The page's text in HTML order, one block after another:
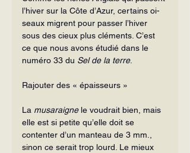
l’hiver sur la Côte d’Azur, certains oi­
seaux migrent pour passer l’hiver
sous des cieux plus cléments. C’est
ce que nous avons étudié dans le
numéro 33 du Sel de la terre.
Rajouter des « épaisseurs »
La musaraigne le voudrait bien, mais
elle est si petite qu’elle doit se
contenter d’un manteau de 3 mm.,
sinon ce serait trop lourd. Le mieux